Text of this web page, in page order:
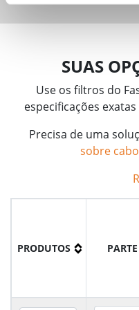
SUAS
Use os filtros do
especificações
Precisa de uma
sobre
PRODUTOS